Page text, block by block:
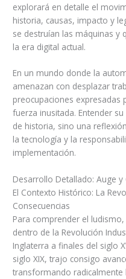
explorará en detalle el
historia, causas, impacto y
se destruían las máquinas y
la era digital actual.
En un mundo donde la
amenazan con desplazar
preocupaciones expresadas
fuerza inusitada. Entender
de historia, sino una
la tecnología y la
implementación.
Desarrollo Detallado: Auge
El Contexto Histórico: La
Consecuencias
Para comprender el
dentro de la Revolución
Inglaterra a finales del siglo
siglo XIX, trajo consigo
transformando